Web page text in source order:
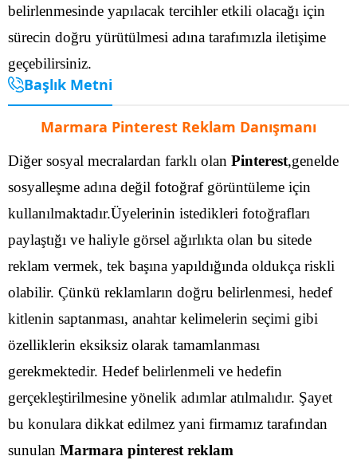
belirlenmesinde yapılacak tercihler etkili olacağı için
sürecin doğru yürütülmesi adına tarafımızla iletişime
geçebilirsiniz.
Başlık Metni
Marmara Pinterest Reklam Danışmanı
Diğer sosyal mecralardan farklı olan Pinterest,genelde
sosyalleşme adına değil fotoğraf görüntüleme için
kullanılmaktadır.Üyelerinin istedikleri fotoğrafları
paylaştığı ve haliyle görsel ağırlıkta olan bu sitede
reklam vermek, tek başına yapıldığında oldukça riskli
olabilir. Çünkü reklamların doğru belirlenmesi, hedef
kitlenin saptanması, anahtar kelimelerin seçimi gibi
özelliklerin eksiksiz olarak tamamlanması
gerekmektedir. Hedef belirlenmeli ve hedefin
gerçekleştirilmesine yönelik adımlar atılmalıdır. Şayet
bu konulara dikkat edilmez yani firmamız tarafından
sunulan Marmara pinterest reklam